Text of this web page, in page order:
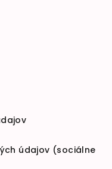
údajov (sociálne